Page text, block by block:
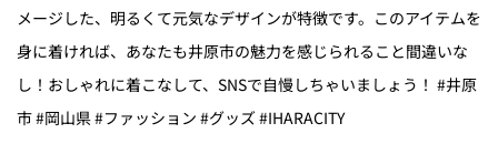
メージした、明るくて元気なデザインが特徴です。このアイテムを
身に着ければ、あなたも井原市の魅力を感じられること間違いな
し！おしゃれに着こなして、SNSで自慢しちゃいましょう！ #井原
市 #岡山県 #ファッション #グッズ #IHARACITY